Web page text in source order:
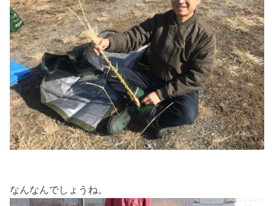
なんなんでしょうね。